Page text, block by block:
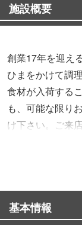
施設概要
創業17年を迎え
ひまをかけて調
食材が入荷する
も、可能な限り
け下さい。ご来
基本情報